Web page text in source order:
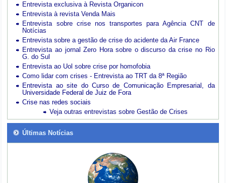
Entrevista exclusiva à Revista Organicon
Entrevista à revista Venda Mais
Entrevista sobre crise nos transportes para Agência CNT de
Notícias
Entrevista sobre a gestão de crise do acidente da Air France
Entrevista ao jornal Zero Hora sobre o discurso da crise no Rio
G. do Sul
Entrevista ao Uol sobre crise por homofobia
Como lidar com crises - Entrevista ao TRT da 8ª Região
Entrevista ao site do Curso de Comunicação Empresarial, da
Universidade Federal de Juiz de Fora
Crise nas redes sociais
Veja outras entrevistas sobre Gestão de Crises
Últimas Notícias